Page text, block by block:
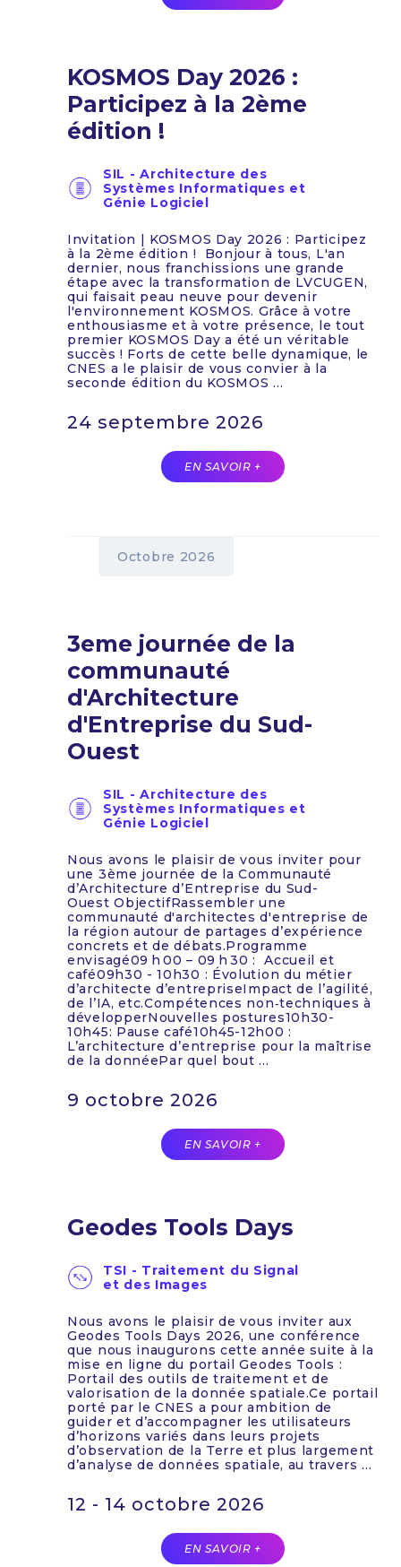
24 septembre 2026
KOSMOS Day 2026 :
Participez à la 2ème
édition !
SIL - Architecture des
Systèmes Informatiques et
Génie Logiciel
Invitation | KOSMOS Day 2026 : Participez
à la 2ème édition ! Bonjour à tous, L'an
dernier, nous franchissions une grande
étape avec la transformation de LVCUGEN,
qui faisait peau neuve pour devenir
l'environnement KOSMOS. Grâce à votre
enthousiasme et à votre présence, le tout
premier KOSMOS Day a été un véritable
succès ! Forts de cette belle dynamique, le
CNES a le plaisir de vous convier à la
seconde édition du KOSMOS ...
EN SAVOIR +
Octobre 2026
9 octobre 2026
3eme journée de la
communauté
d'Architecture
d'Entreprise du Sud-
Ouest
SIL - Architecture des
Systèmes Informatiques et
Génie Logiciel
Nous avons le plaisir de vous inviter pour
une 3ème journée de la Communauté
d’Architecture d’Entreprise du Sud-
Ouest ObjectifRassembler une
communauté d'architectes d'entreprise de
la région autour de partages d’expérience
concrets et de débats.Programme
envisagé09 h 00 – 09 h 30 : Accueil et
café09h30 - 10h30 : Évolution du métier
d’architecte d’entrepriseImpact de l’agilité,
de l’IA, etc.Compétences non‑techniques à
développerNouvelles postures10h30-
10h45: Pause café10h45-12h00 :
L’architecture d’entreprise pour la maîtrise
de la donnéePar quel bout ...
EN SAVOIR +
12 - 14 octobre 2026
Geodes Tools Days
TSI - Traitement du Signal
et des Images
Nous avons le plaisir de vous inviter aux
Geodes Tools Days 2026, une conférence
que nous inaugurons cette année suite à la
mise en ligne du portail Geodes Tools :
Portail des outils de traitement et de
valorisation de la donnée spatiale.Ce portail
porté par le CNES a pour ambition de
guider et d’accompagner les utilisateurs
d’horizons variés dans leurs projets
d’observation de la Terre et plus largement
d’analyse de données spatiale, au travers ...
EN SAVOIR +